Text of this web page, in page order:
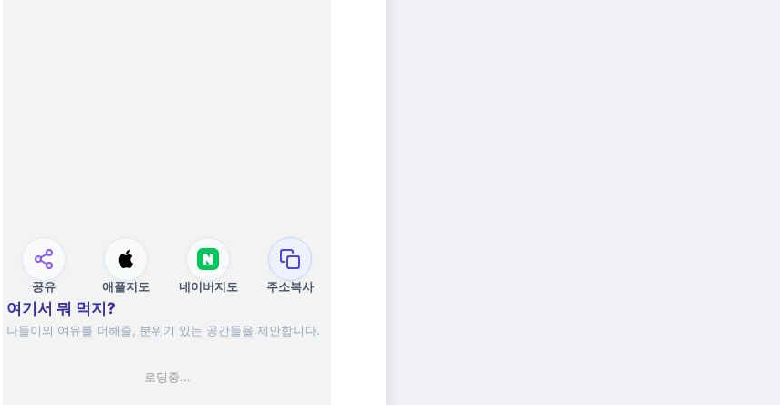
공유 애플지도 네이버지도 주소복사
여기서 뭐 먹지?
나들이의 여유를 더해줄, 분위기 있는 공간들을 제안합니다.
로딩중...